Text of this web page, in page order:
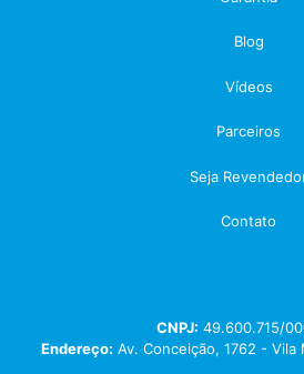
Blog
Vídeos
Parceiros
Seja
Contato
CNPJ: 49.600.715/
Endereço: Av. Conceição, 1762 - Vila